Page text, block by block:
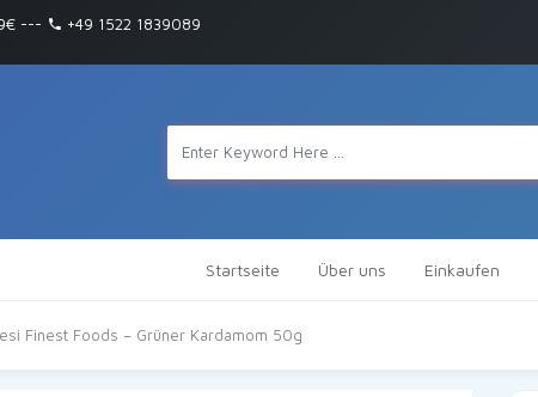
--- +49 1522 1839089
Startseite Über uns Einkaufen
Finest Foods – Grüner Kardamom 50g